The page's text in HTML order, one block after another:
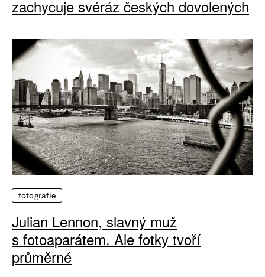
zachycuje svéráz českých dovolených
fotografie
Julian Lennon, slavný muž
s fotoaparátem. Ale fotky tvoří
průměrné